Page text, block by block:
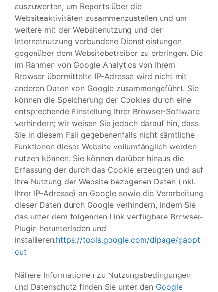
auszuwerten, um Reports über die
Websiteaktivitäten zusammenzustellen und um
weitere mit der Websitenutzung und der
Internetnutzung verbundene Dienstleistungen
gegenüber dem Websitebetreiber zu erbringen. Die
im Rahmen von Google Analytics von Ihrem
Browser übermittelte IP-Adresse wird nicht mit
anderen Daten von Google zusammengeführt. Sie
können die Speicherung der Cookies durch eine
entsprechende Einstellung Ihrer Browser-Software
verhindern; wir weisen Sie jedoch darauf hin, dass
Sie in diesem Fall gegebenenfalls nicht sämtliche
Funktionen dieser Website vollumfänglich werden
nutzen können. Sie können darüber hinaus die
Erfassung der durch das Cookie erzeugten und auf
Ihre Nutzung der Website bezogenen Daten (inkl.
Ihrer IP-Adresse) an Google sowie die Verarbeitung
dieser Daten durch Google verhindern, indem Sie
das unter dem folgenden Link verfügbare Browser-
Plugin herunterladen und
installieren:https://tools.google.com/dlpage/gaopt
out
Nähere Informationen zu Nutzungsbedingungen
und Datenschutz finden Sie unter den Google